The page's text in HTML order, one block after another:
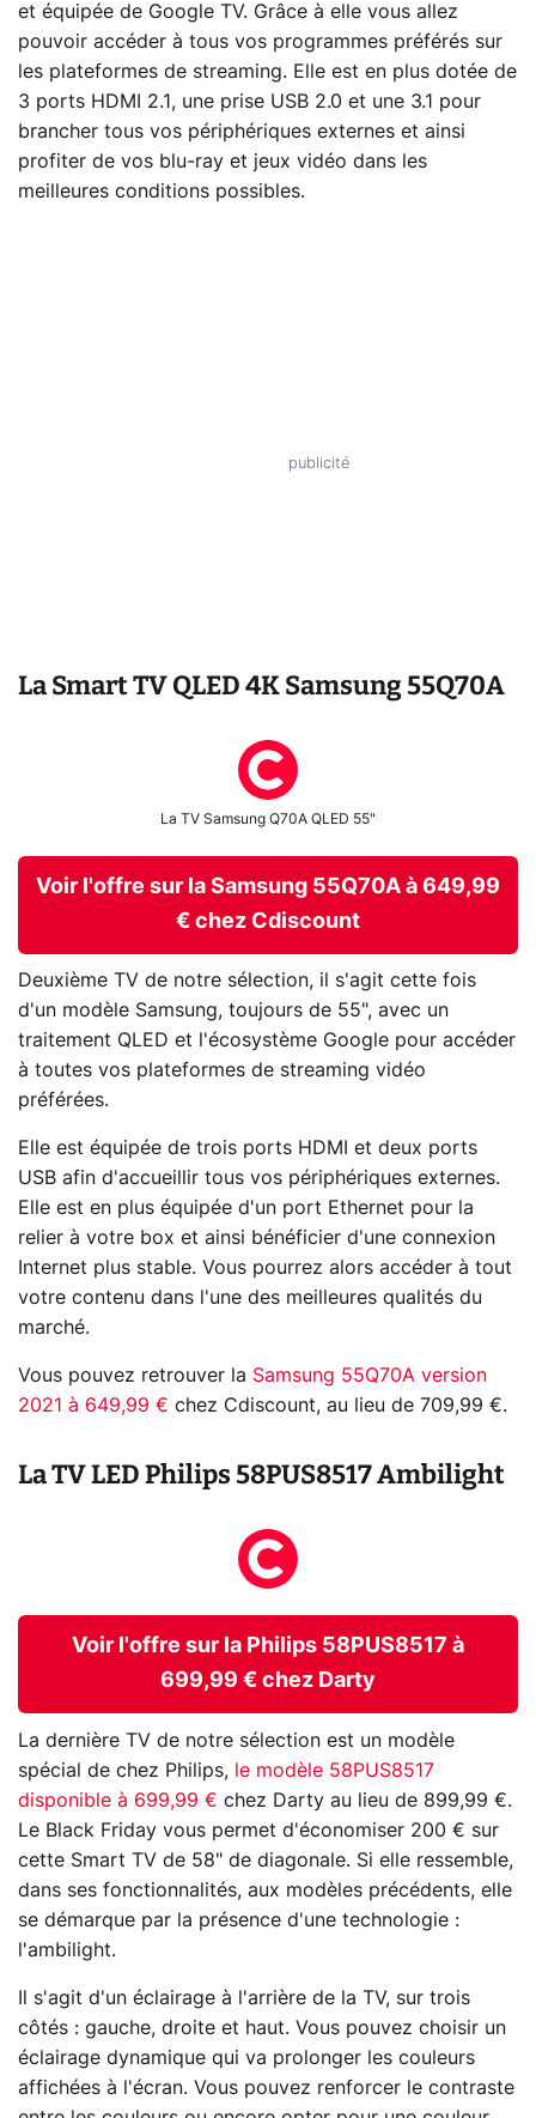
et équipée de Google TV. Grâce à elle vous allez
pouvoir accéder à tous vos programmes préférés sur
les plateformes de streaming. Elle est en plus dotée de
3 ports HDMI 2.1, une prise USB 2.0 et une 3.1 pour
brancher tous vos périphériques externes et ainsi
profiter de vos blu-ray et jeux vidéo dans les
meilleures conditions possibles.
La Smart TV QLED 4K Samsung 55Q70A
La TV Samsung Q70A QLED 55"
Voir l'offre sur la Samsung 55Q70A à 649,99
€ chez Cdiscount
Deuxième TV de notre sélection, il s'agit cette fois
d'un modèle Samsung, toujours de 55", avec un
traitement QLED et l'écosystème Google pour accéder
à toutes vos plateformes de streaming vidéo
préférées.
Elle est équipée de trois ports HDMI et deux ports
USB afin d'accueillir tous vos périphériques externes.
Elle est en plus équipée d'un port Ethernet pour la
relier à votre box et ainsi bénéficier d'une connexion
Internet plus stable. Vous pourrez alors accéder à tout
votre contenu dans l'une des meilleures qualités du
marché.
Vous pouvez retrouver la Samsung 55Q70A version
2021 à 649,99 € chez Cdiscount, au lieu de 709,99 €.
La TV LED Philips 58PUS8517 Ambilight
Voir l'offre sur la Philips 58PUS8517 à
699,99 € chez Darty
La dernière TV de notre sélection est un modèle
spécial de chez Philips, le modèle 58PUS8517
disponible à 699,99 € chez Darty au lieu de 899,99 €.
Le Black Friday vous permet d'économiser 200 € sur
cette Smart TV de 58" de diagonale. Si elle ressemble,
dans ses fonctionnalités, aux modèles précédents, elle
se démarque par la présence d'une technologie :
l'ambilight.
Il s'agit d'un éclairage à l'arrière de la TV, sur trois
côtés : gauche, droite et haut. Vous pouvez choisir un
éclairage dynamique qui va prolonger les couleurs
affichées à l'écran. Vous pouvez renforcer le contraste